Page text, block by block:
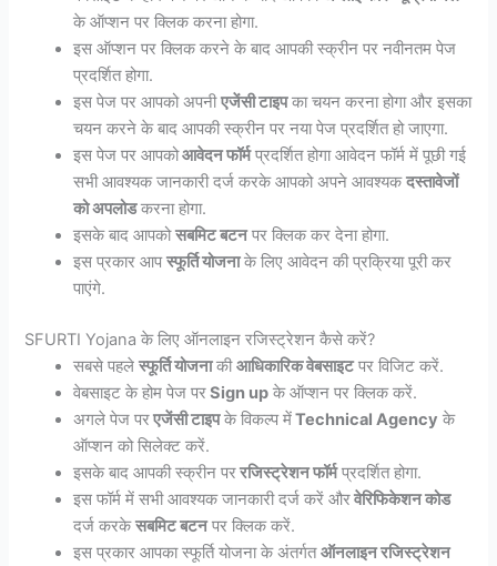
के ऑप्शन पर क्लिक करना होगा.
इस ऑप्शन पर क्लिक करने के बाद आपकी स्क्रीन पर नवीनतम पेज
प्रदर्शित होगा.
इस पेज पर आपको अपनीएजेंसी टाइपका चयन करना होगा और इसका
चयन करने के बाद आपकी स्क्रीन पर नया पेज प्रदर्शित हो जाएगा.
इस पेज पर आपकोआवेदन फॉर्मप्रदर्शित होगा आवेदन फॉर्म में पूछी गई
सभी आवश्यक जानकारी दर्ज करके आपको अपने आवश्यकदस्तावेजों
को अपलोडकरना होगा.
इसके बाद आपकोसबमिट बटनपर क्लिक कर देना होगा.
इस प्रकार आपस्फूर्ति योजनाके लिए आवेदन की प्रक्रिया पूरी कर
पाएंगे.
SFURTI Yojana के लिए ऑनलाइन रजिस्ट्रेशन कैसे करें?
सबसे पहलेस्फूर्ति योजनाकीआधिकारिक वेबसाइटपर विजिट करें.
वेबसाइट के होम पेज परSign up के ऑप्शन पर क्लिक करें.
अगले पेज परएजेंसी टाइपके विकल्प मेंTechnical Agency के
ऑप्शन को सिलेक्ट करें.
इसके बाद आपकी स्क्रीन पररजिस्ट्रेशन फॉर्मप्रदर्शित होगा.
इस फॉर्म में सभी आवश्यक जानकारी दर्ज करें औरवेरिफिकेशन कोड
दर्ज करकेसबमिट बटनपर क्लिक करें.
इस प्रकार आपका स्फूर्ति योजना के अंतर्गतऑनलाइन रजिस्ट्रेशन